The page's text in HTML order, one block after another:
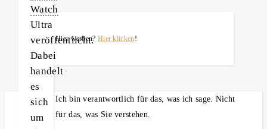
Watch
Ultra
veröffentlicht.
Dabei
handelt
es
sich
um
Hier werben? Hier klicken!
Ich bin verantwortlich für das, was ich sage. Nicht
für das, was Sie verstehen.